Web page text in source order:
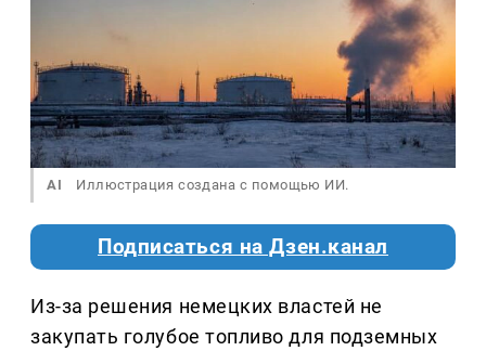
AI Иллюстрация создана с помощью ИИ.
Подписаться на Дзен.канал
Из-за решения немецких властей не
закупать голубое топливо для подземных